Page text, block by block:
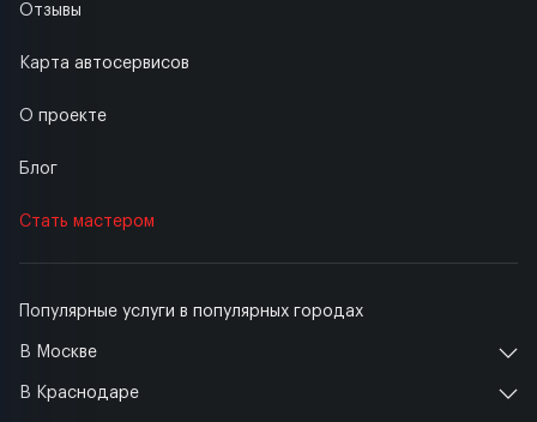
Популярные услуги в популярных городах
В Москве
В Краснодаре
Отзывы
Карта автосервисов
О проекте
Блог
Стать мастером